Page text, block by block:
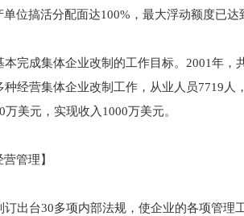
单位搞活分配面达100%，最大浮动额度已
完成集体企业改制的工作目标。2001年，
种经营集体企业改制工作，从业人员7719
万美元，实现收入1000万美元。
营管理】
出台30多项内部法规，使企业的各项管理